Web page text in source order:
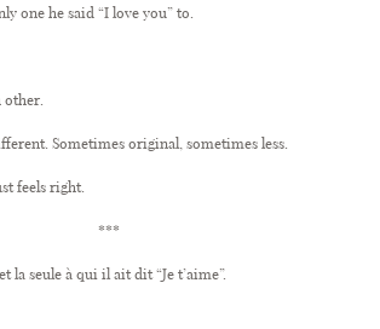
one he said “I love you” to.
other.
Sometimes original, sometimes less.
feels right.
***
la seule à qui il ait dit “Je t’aime”.